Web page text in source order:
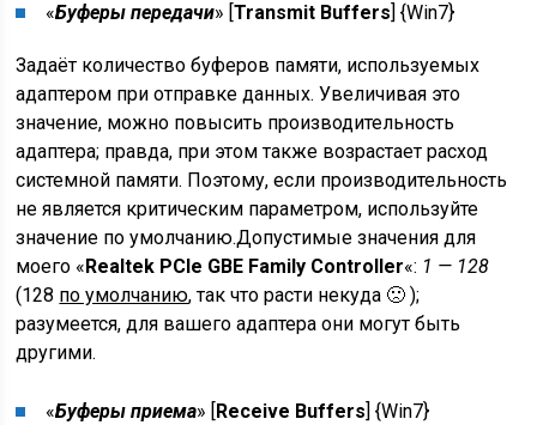
«Буферы передачи» [Transmit Buffers] {Win7}
Задаёт количество буферов памяти, используемых
адаптером при отправке данных. Увеличивая это
значение, можно повысить производительность
адаптера; правда, при этом также возрастает расход
системной памяти. Поэтому, если производительность
не является критическим параметром, используйте
значение по умолчанию.Допустимые значения для
моего «Realtek PCIe GBE Family Controller«: 1 — 128
(128 по умолчанию, так что расти некуда 🙁 );
разумеется, для вашего адаптера они могут быть
другими.
«Буферы приема» [Receive Buffers] {Win7}